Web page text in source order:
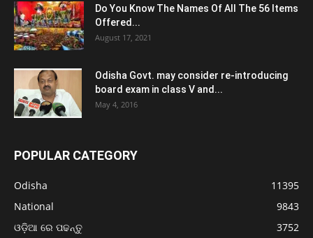
Do You Know The Names Of All The 56 Items
Offered...
August 17, 2021
Odisha Govt. may consider re-introducing
board exam in class V and...
May 4, 2016
POPULAR CATEGORY
Odisha
11395
National
9843
ଓଡ଼ିଆ ରେ ପଢନ୍ତୁ
3752